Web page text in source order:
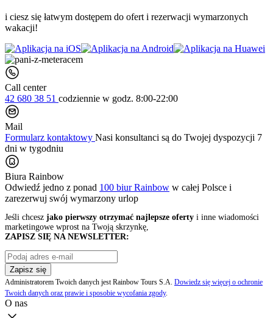
i ciesz się łatwym dostępem do ofert i rezerwacji wymarzonych
wakacji!
Call center
42 680 38 51 codziennie w godz. 8:00-22:00
Mail
Formularz kontaktowy Nasi konsultanci są do Twojej dyspozycji 7
dni w tygodniu
Biura Rainbow
Odwiedź jedno z ponad 100 biur Rainbow w całej Polsce i
zarezerwuj swój wymarzony urlop
Jeśli chcesz jako pierwszy otrzymać najlepsze oferty i inne wiadomości
marketingowe wprost na Twoją skrzynkę,
ZAPISZ SIĘ NA NEWSLETTER:
Zapisz się
Administratorem Twoich danych jest Rainbow Tours S.A. Dowiedz się więcej o ochronie
Twoich danych oraz prawie i sposobie wycofania zgody.
O nas